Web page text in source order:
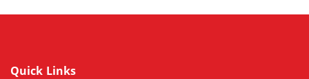
Quick Links